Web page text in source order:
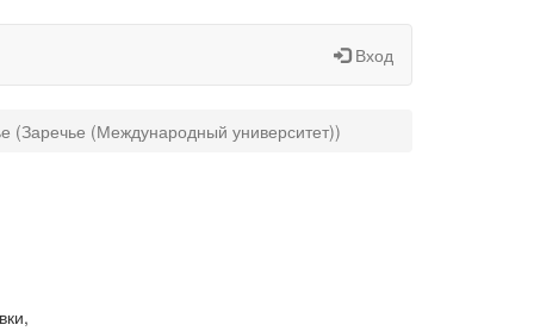
Вход
(Заречье (Международный университет))